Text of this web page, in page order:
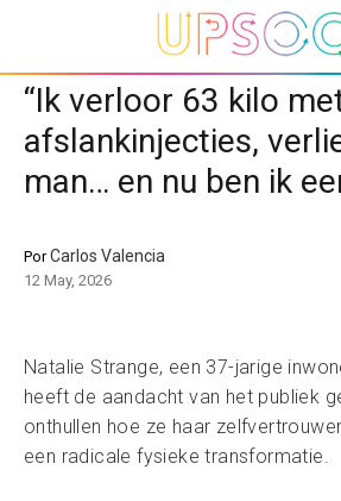
“Ik verloor 63 kilo
afslankinjecties,
man… en nu ben ik
PorCarlos Valencia
12 May, 2026
Natalie Strange, een 37-jarige
heeft de aandacht van het publiek
onthullen hoe ze haar
een radicale fysieke transformatie.